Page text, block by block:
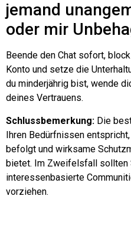
jemand
oder mir
Beende den Chat sofort,
Konto und setze die
du minderjährig bist, wende
deines Vertrauens.
Schlussbemerkung: Die
Ihren Bedürfnissen
befolgt und wirksame
bietet. Im Zweifelsfall sollten
interessenbasierte
vorziehen.